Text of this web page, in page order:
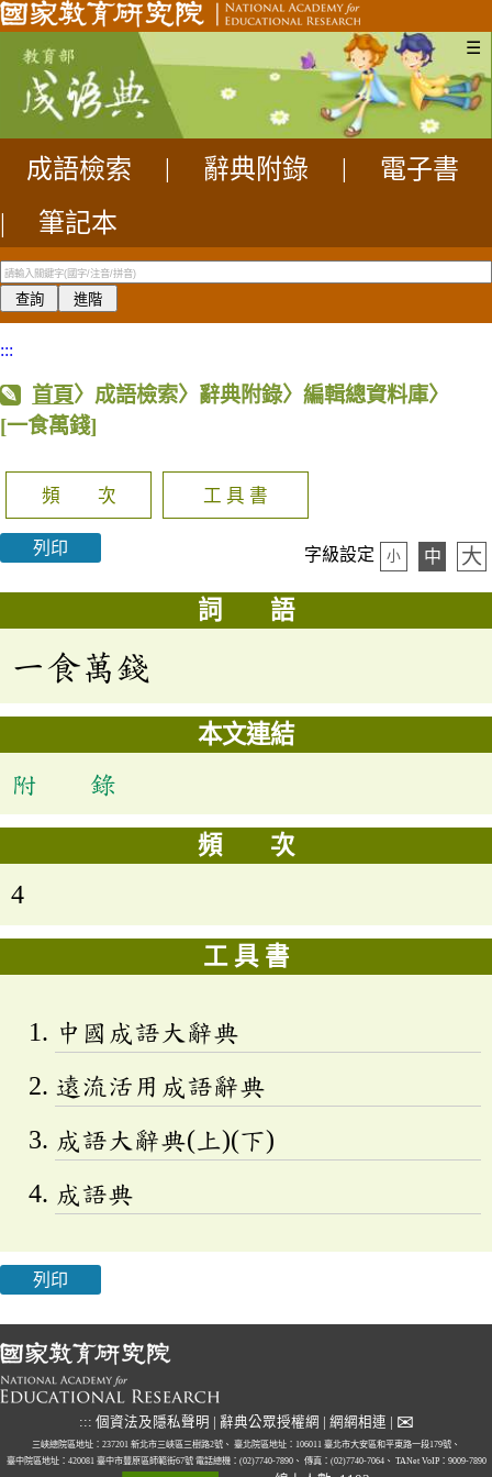
☰
成語檢索 辭典附錄
電子書
|
筆記本
:::
首頁〉成語檢索〉辭典附錄〉編輯總資料庫〉
[一食萬錢]
頻 次 工 具 書
列印 字級設定 小 中 大
詞 語
一食萬錢
本文連結
附 錄
頻 次
4
工 具 書
中國成語大辭典
遠流活用成語辭典
成語大辭典(上)(下)
成語典
列印
::: 個資法及隱私聲明 辭典公眾授權網 網網相連 ✉
三峽總院區地址：237201 新北市三峽區三樹路2號、 臺北院區地址：106011 臺北市大安區和平東路一段179號、
臺中院區地址：420081 臺中市豐原區師範街67號 電話總機：(02)7740-7890、 傳真：(02)7740-7064、 TANet VoIP：9009-7890